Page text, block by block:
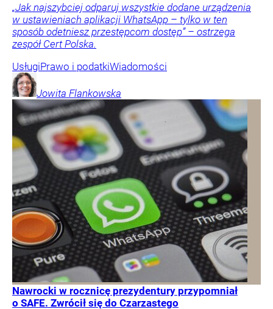
„Jak najszybciej odparuj wszystkie dodane urządzenia
w ustawieniach aplikacji WhatsApp – tylko w ten
sposób odetniesz przestępcom dostęp” – ostrzega
zespół Cert Polska.
UsługiPrawo i podatkiWiadomości
Jowita Flankowska
Nawrocki w rocznicę prezydentury przypomniał
o SAFE. Zwrócił się do Czarzastego